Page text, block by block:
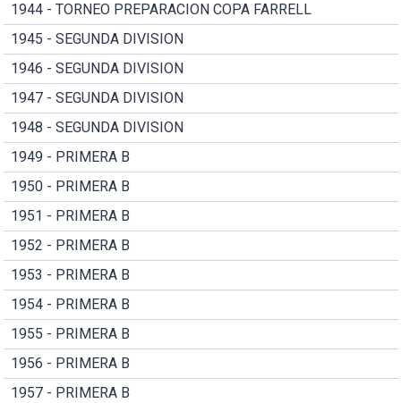
1944 - TORNEO PREPARACION COPA FARRELL
1945 - SEGUNDA DIVISION
1946 - SEGUNDA DIVISION
1947 - SEGUNDA DIVISION
1948 - SEGUNDA DIVISION
1949 - PRIMERA B
1950 - PRIMERA B
1951 - PRIMERA B
1952 - PRIMERA B
1953 - PRIMERA B
1954 - PRIMERA B
1955 - PRIMERA B
1956 - PRIMERA B
1957 - PRIMERA B